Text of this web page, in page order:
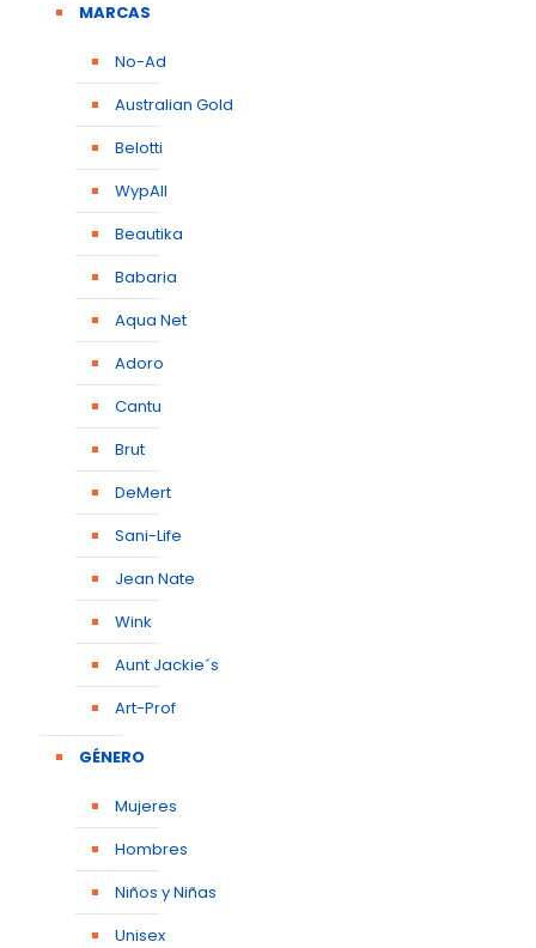
MARCAS
No-Ad
Australian Gold
Belotti
WypAll
Beautika
Babaria
Aqua Net
Adoro
Cantu
Brut
DeMert
Sani-Life
Jean Nate
Wink
Aunt Jackie´s
Art-Prof
GÉNERO
Mujeres
Hombres
Niños y Niñas
Unisex